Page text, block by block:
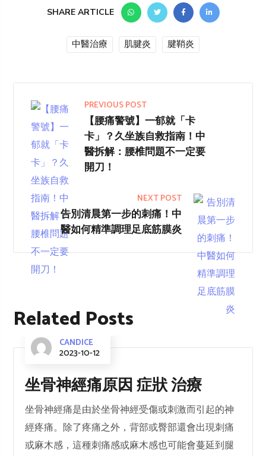
SHARE ARTICLE
中醫治療 肌腱炎 腱鞘炎
PREVIOUS POST
【腰痛警號】一郁就「卡
卡」？久坐族自救指南！中
醫拆解：腰椎問題不一定要
開刀！
NEXT POST
告別清晨第一步的刺痛！中
醫如何精準調理足底筋膜炎
Related Posts
CANDICE
2023-10-12
坐骨神經痛原因 症狀 治療
坐骨神經痛是由於坐骨神經受傷或刺激而引起的神
經疼痛。除了疼痛之外，背部或臀部還會出現刺痛
或麻木感，這種刺痛感或麻木感也可能會蔓延到腿